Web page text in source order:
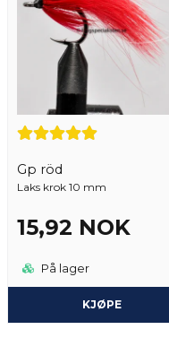
Gp röd
Laks krok 10 mm
15,92 NOK
På lager
KJØPE